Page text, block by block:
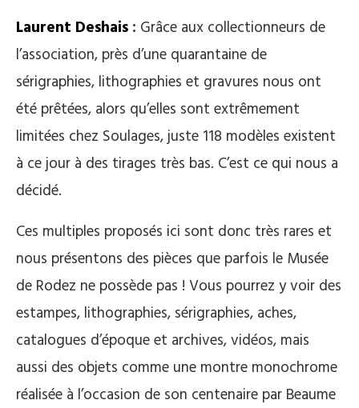
Laurent Deshais : Grâce aux collectionneurs de
l’association, près d’une quarantaine de
sérigraphies, lithographies et gravures nous ont
été prêtées, alors qu’elles sont extrêmement
limitées chez Soulages, juste 118 modèles existent
à ce jour à des tirages très bas. C’est ce qui nous a
décidé.
Ces multiples proposés ici sont donc très rares et
nous présentons des pièces que parfois le Musée
de Rodez ne possède pas ! Vous pourrez y voir des
estampes, lithographies, sérigraphies, aches,
catalogues d’époque et archives, vidéos, mais
aussi des objets comme une montre monochrome
réalisée à l’occasion de son centenaire par Beaume